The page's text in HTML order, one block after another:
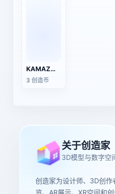
KAMAZ重型卡车底盘（牵引头）
3 创造币
关于创造家
3D模型与数字空
创造家为设计师、3D创
览、AR展示、XR空间和创